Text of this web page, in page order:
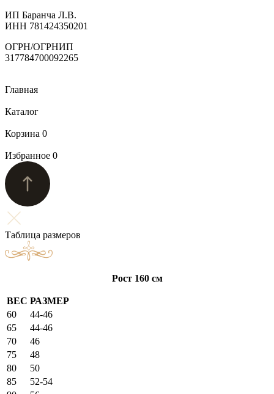
ИП Баранча Л.В.
ИНН 781424350201
ОГРН/ОГРНИП
317784700092265
Главная
Каталог
Корзина 0
Избранное 0
Таблица размеров
Рост 160 см
ВЕС РАЗМЕР
60
44-46
65
44-46
70
46
75
48
80
50
85
52-54